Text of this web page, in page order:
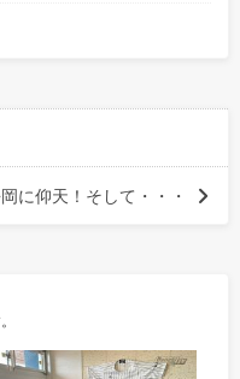
に仰天！そして・・・